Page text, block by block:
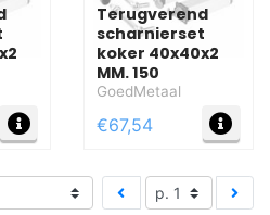
MEER INFO
Terugverend
scharnierset
koker 40x40x2
MM. 150
GoedMetaal
€67,54